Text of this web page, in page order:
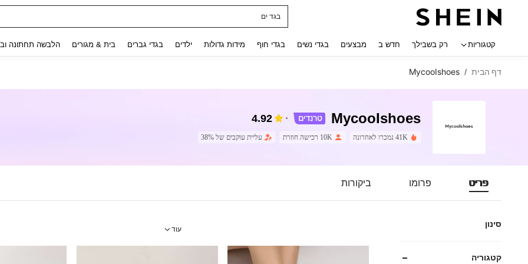
חולצות נשים
קטגוריות רק בשבילך חדש ב מבצעים בגדי נשים בגדי חוף מידות גדולות ילדים בגדי גברים בית & מגורים הלבשה תחתונה
דף הבית /
MycooIshoes
MycooIshoes
4.92
41K נמכרו לאחרונה 10K רכישה חוזרת עליית עוקבים של 38%
פריט פרומו ביקורות
סינון
קטגוריה
עוד